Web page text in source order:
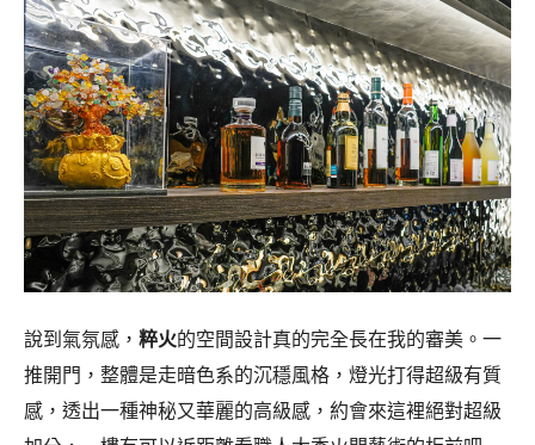
說到氣氛感，粹火的空間設計真的完全長在我的審美。一
推開門，整體是走暗色系的沉穩風格，燈光打得超級有質
感，透出一種神秘又華麗的高級感，約會來這裡絕對超級
加分，一樓有可以近距離看職人大秀火間藝術的板前吧